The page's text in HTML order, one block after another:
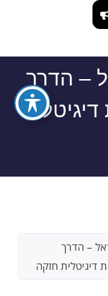
– הדרך
– הדרך
דיגיטלית חזקה